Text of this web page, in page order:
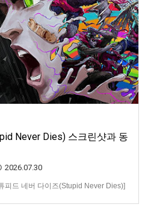
Never Dies) 스크린샷과 동
2026.07.30
피드 네버 다이즈(Stupid Never Dies)]